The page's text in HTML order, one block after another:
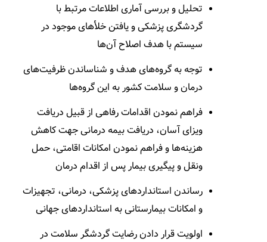
تحلیل و بررسی آماری اطلاعات مرتبط با
گردشگری پزشکی و یافتن خلأهای موجود در
سیستم با هدف اصلاح آن­‌ها
توجه به گروه‌­های هدف و شناساندن ظرفیت­‌های
درمان و سلامت کشور به این گروه‌­ها
فراهم نمودن اقدامات رفاهی از قبیل دریافت
ویزای آسان، دریافت بیمه درمانی جهت کاهش
هزینه­‌ها و فراهم نمودن امکانات اقامتی، حمل­‌
ونقل و پیگیری بیمار پس از اقدام درمان
رساندن استانداردهای پزشکی، درمانی، تجهیزات
و امکانات بیمارستانی به استانداردهای جهانی
اولویت قرار دادن رضایت گردشگر سلامت در